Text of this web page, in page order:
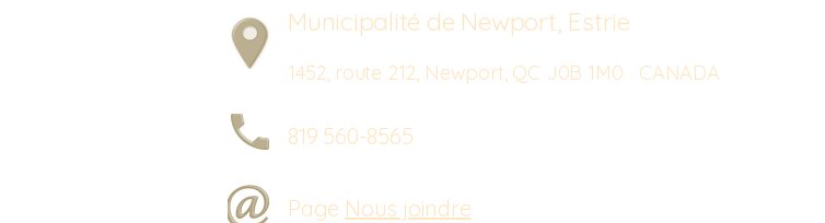
Municipalité de Newport, Estrie
1452, route 212, Newport, QC J0B 1M0 CANADA
819 560-8565
Page Nous joindre